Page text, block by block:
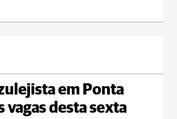
em Ponta
vagas desta sexta